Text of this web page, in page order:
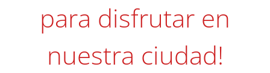
para disfrutar en
nuestra ciudad!